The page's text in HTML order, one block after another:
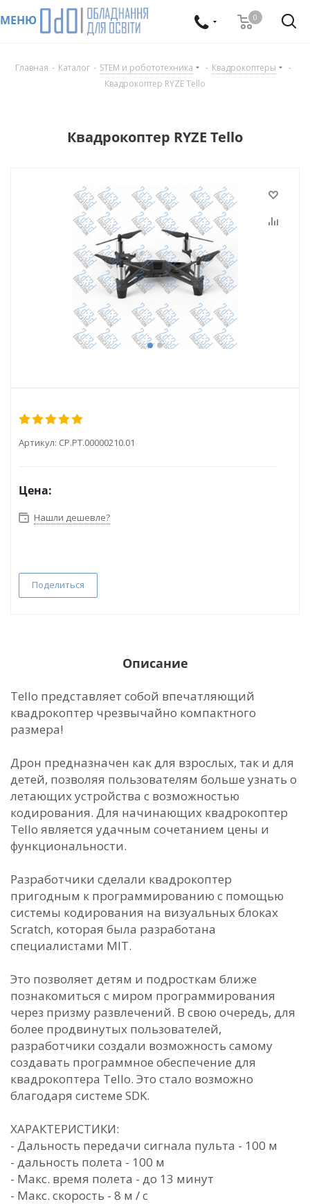
МЕНЮ 0
Главная - Каталог - STEM и робототехника - Квадрокоптеры
-
Квадрокоптер RYZE Tello
Квадрокоптер RYZE Tello
Артикул: CP.PT.00000210.01
Цена:
Нашли дешевле?
Поделиться
Описание
Tello представляет собой впечатляющий
квадрокоптер чрезвычайно компактного
размера!
Дрон предназначен как для взрослых, так и для
детей, позволяя пользователям больше узнать о
летающих устройства с возможностью
кодирования. Для начинающих квадрокоптер
Tello является удачным сочетанием цены и
функциональности.
Разработчики сделали квадрокоптер
пригодным к программированию с помощью
системы кодирования на визуальных блоках
Scratch, которая была разработана
специалистами MIT.
Это позволяет детям и подросткам ближе
познакомиться с миром программирования
через призму развлечений. В свою очередь, для
более продвинутых пользователей,
разработчики создали возможность самому
создавать программное обеспечение для
квадрокоптера Tello. Это стало возможно
благодаря системе SDK.
ХАРАКТЕРИСТИКИ:
- Дальность передачи сигнала пульта - 100 м
- дальность полета - 100 м
- Макс. время полета - до 13 минут
- Макс. скорость - 8 м / с